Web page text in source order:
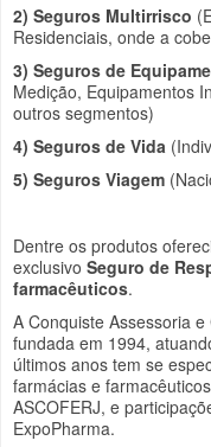
2) Seguros Multirrisco
Residenciais, onde a
3) Seguros de
Medição, Equipamentos
outros segmentos)
4) Seguros de Vida
5) Seguros Viagem
Dentre os produtos
exclusivo Seguro de
farmacêuticos.
A Conquiste Assessoria
fundada em 1994,
últimos anos tem se
farmácias e
ASCOFERJ, e
ExpoPharma.